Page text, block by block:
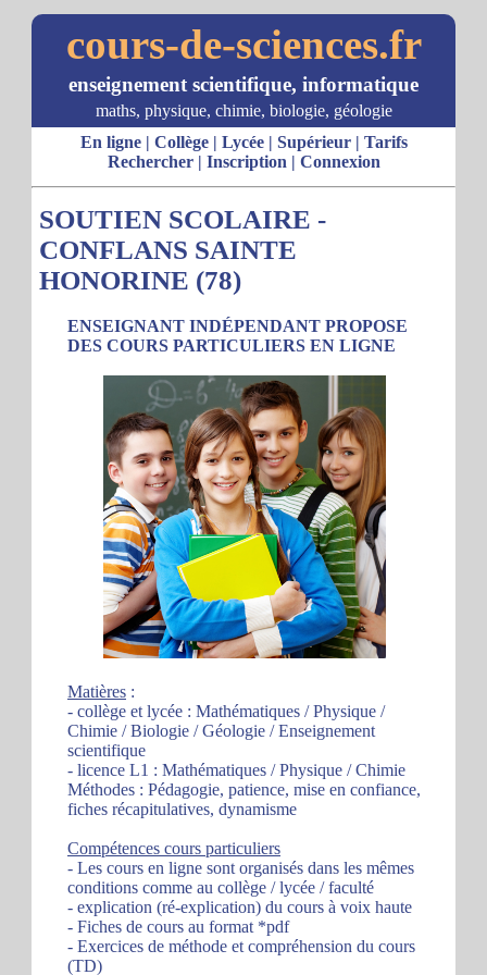
cours-de-sciences.fr
enseignement scientifique, informatique
maths, physique, chimie, biologie, géologie
En ligne| Collège| Lycée| Supérieur| Tarifs
Rechercher| Inscription | Connexion
SOUTIEN SCOLAIRE -
CONFLANS SAINTE
HONORINE (78)
ENSEIGNANT INDÉPENDANT PROPOSE
DES COURS PARTICULIERS EN LIGNE
Matières :
- collège et lycée : Mathématiques / Physique /
Chimie / Biologie / Géologie / Enseignement
scientifique
- licence L1 : Mathématiques / Physique / Chimie
Méthodes : Pédagogie, patience, mise en confiance,
fiches récapitulatives, dynamisme
Compétences cours particuliers
- Les cours en ligne sont organisés dans les mêmes
conditions comme au collège / lycée / faculté
- explication (ré-explication) du cours à voix haute
- Fiches de cours au format *pdf
- Exercices de méthode et compréhension du cours
(TD)